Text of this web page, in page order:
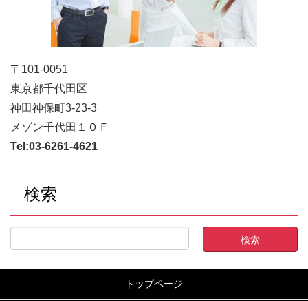
〒101-0051
東京都千代田区
神田神保町3-23-3
メゾン千代田１０Ｆ
Tel:03-6261-4621
検索
トップページ